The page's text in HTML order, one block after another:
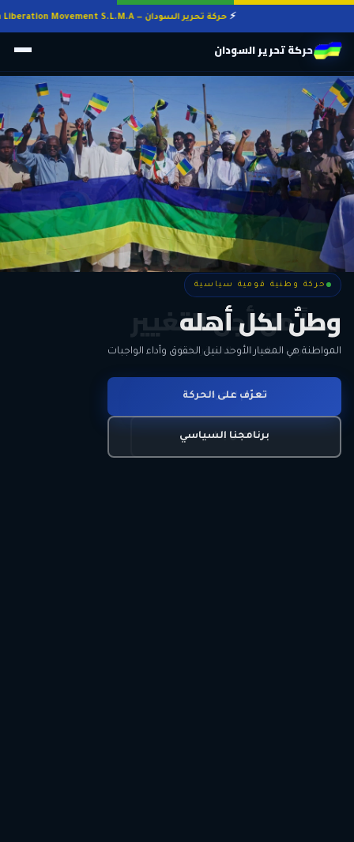
حركة تحرير السودان — Sudan Liberation Movement S.L.M.A
حركة تحرير السودان
حركة وطنية قومية سياسية
وطنٌ لكل أهله
المواطنة هي المعيار الأوحد لنيل الحقوق وأداء الواجبات
تعرّف على الحركة
برنامجنا السياسي
حركة وطنية قومية سياسية
معاً من أجل التغيير
الحرية • الوحدة • السلام • الديمقراطية
انضم للحركة
اتصل بنا